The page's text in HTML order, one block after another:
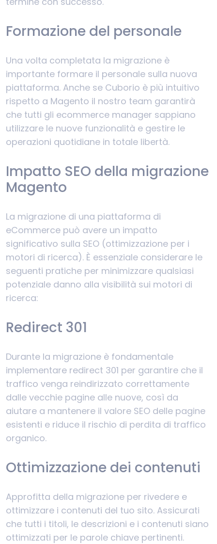
Formazione del personale
Una volta completata la migrazione è
importante formare il personale sulla nuova
piattaforma. Anche se Cuborio è più intuitivo
rispetto a Magento il nostro team garantirà
che tutti gli ecommerce manager sappiano
utilizzare le nuove funzionalità e gestire le
operazioni quotidiane in totale libertà.
Impatto SEO della migrazione
Magento
La migrazione di una piattaforma di
eCommerce può avere un impatto
significativo sulla SEO (ottimizzazione per i
motori di ricerca). È essenziale considerare le
seguenti pratiche per minimizzare qualsiasi
potenziale danno alla visibilità sui motori di
ricerca:
Redirect 301
Durante la migrazione è fondamentale
implementare redirect 301 per garantire che il
traffico venga reindirizzato correttamente
dalle vecchie pagine alle nuove, così da
aiutare a mantenere il valore SEO delle pagine
esistenti e riduce il rischio di perdita di traffico
organico.
Ottimizzazione dei contenuti
Approfitta della migrazione per rivedere e
ottimizzare i contenuti del tuo sito. Assicurati
che tutti i titoli, le descrizioni e i contenuti siano
ottimizzati per le parole chiave pertinenti.